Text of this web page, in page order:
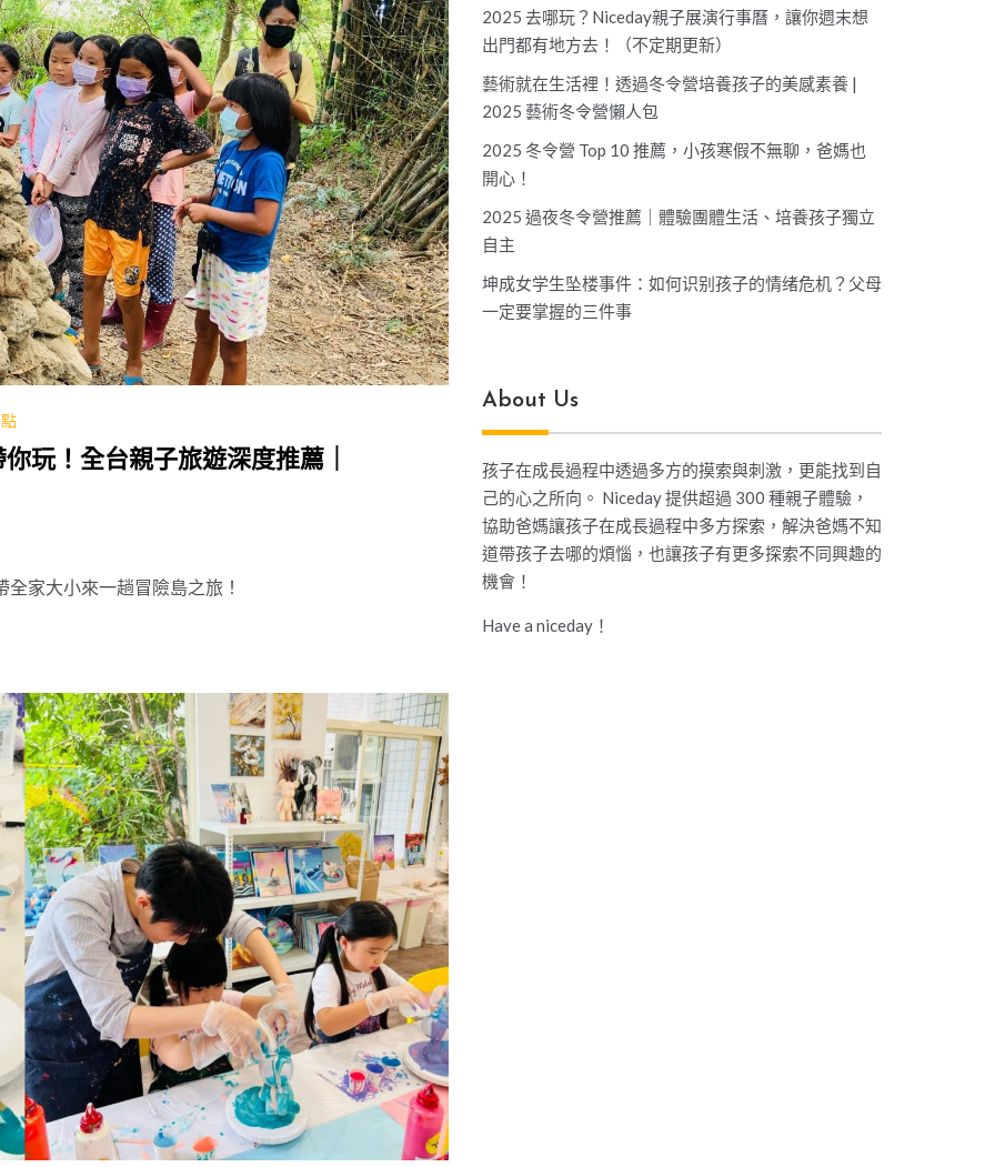
玩！全台親子旅遊深度推薦｜
家大小來一趟冒險島之旅！
2025 去哪玩？Niceday親子展演行事曆，讓你週末想
出門都有地方去！（不定期更新）
藝術就在生活裡！透過冬令營培養孩子的美感素養 |
2025 藝術冬令營懶人包
2025 冬令營 Top 10 推薦，小孩寒假不無聊，爸媽也
開心！
2025 過夜冬令營推薦｜體驗團體生活、培養孩子獨立
自主
坤成女学生坠楼事件：如何识别孩子的情绪危机？父母
一定要掌握的三件事
About Us
孩子在成長過程中透過多方的摸索與刺激，更能找到自
己的心之所向。 Niceday 提供超過 300 種親子體驗，
協助爸媽讓孩子在成長過程中多方探索，解決爸媽不知
道帶孩子去哪的煩惱，也讓孩子有更多探索不同興趣的
機會！
Have a niceday！